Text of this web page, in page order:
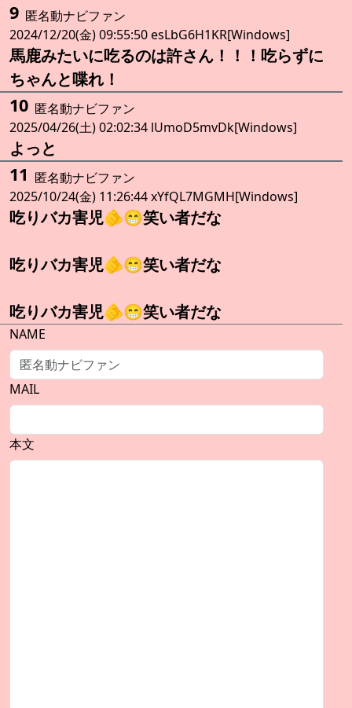
9 匿名動ナビファン
2024/12/20(金) 09:55:50 esLbG6H1KR[Windows]
馬鹿みたいに吃るのは許さん！！！吃らずに
ちゃんと喋れ！
10 匿名動ナビファン
2025/04/26(土) 02:02:34 lUmoD5mvDk[Windows]
よっと
11 匿名動ナビファン
2025/10/24(金) 11:26:44 xYfQL7MGMH[Windows]
吃りバカ害児🫵😁笑い者だな
吃りバカ害児🫵😁笑い者だな
吃りバカ害児🫵😁笑い者だな
NAME
MAIL
本文